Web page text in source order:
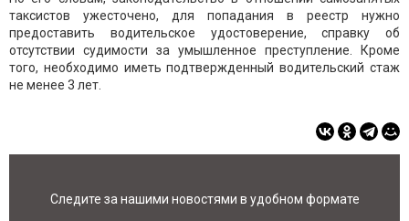
таксистов ужесточено, для попадания в реестр нужно
предоставить водительское удостоверение, справку об
отсутствии судимости за умышленное преступление. Кроме
того, необходимо иметь подтвержденный водительский стаж
не менее 3 лет.
Следите за нашими новостями в удобном формате